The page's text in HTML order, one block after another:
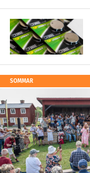
SOMMAR